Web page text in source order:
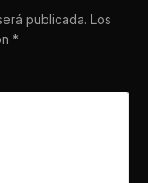
publicada. Los
*